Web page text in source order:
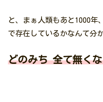
と、まぁ人類もあと1000年
で存在しているかなんて分
どのみち 全て無く